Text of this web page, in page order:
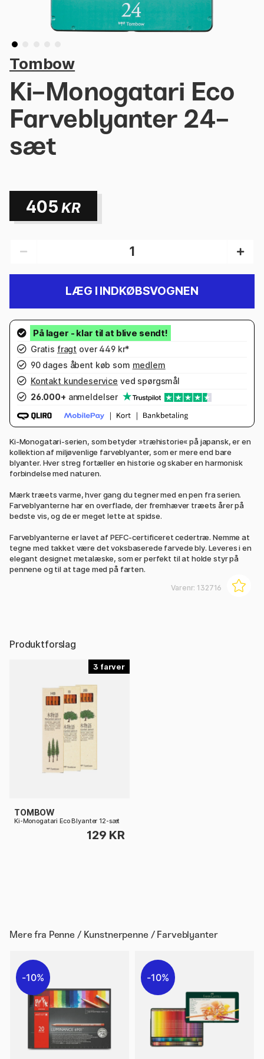
Tombow
Ki-Monogatari Eco
Farveblyanter 24-
sæt
405 KR
LÆG I INDKØBSVOGNEN
Gratis fragt over 449 kr*
90 dages åbent køb som medlem
Kontakt kundeservice ved spørgsmål
26.000+ anmeldelser
Ki-Monogatari-serien, som betyder »træhistorie« på japansk, er en
kollektion af miljøvenlige farveblyanter, som er mere end bare
blyanter. Hver streg fortæller en historie og skaber en harmonisk
forbindelse med naturen.
Mærk træets varme, hver gang du tegner med en pen fra serien.
Farveblyanterne har en overflade, der fremhæver træets årer på
bedste vis, og de er meget lette at spidse.
Farveblyanterne er lavet af PEFC-certificeret cedertræ. Nemme at
tegne med takket være det voksbaserede farvede bly. Leveres i en
elegant designet metalæske, som er perfekt til at holde styr på
pennene og til at tage med på farten.
Varenr: 132716
Produktforslag
3
TOMBOW
Ki-Monogatari Eco Blyanter 12-sæt
129 KR
Mere fra Penne / Kunstnerpenne / Farveblyanter
10% 10%